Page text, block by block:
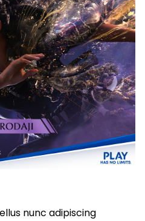
nunc adipiscing